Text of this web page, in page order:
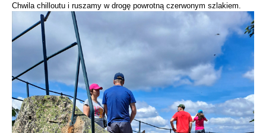
Chwila chilloutu i ruszamy w drogę powrotną czerwonym szlakiem.